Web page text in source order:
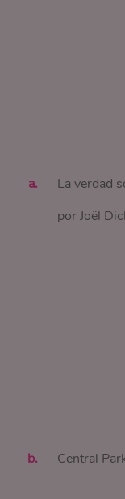
La verdad
por Joël
Central